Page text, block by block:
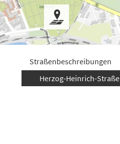
Straßenbeschreibungen
Herzog-Heinrich-Straße